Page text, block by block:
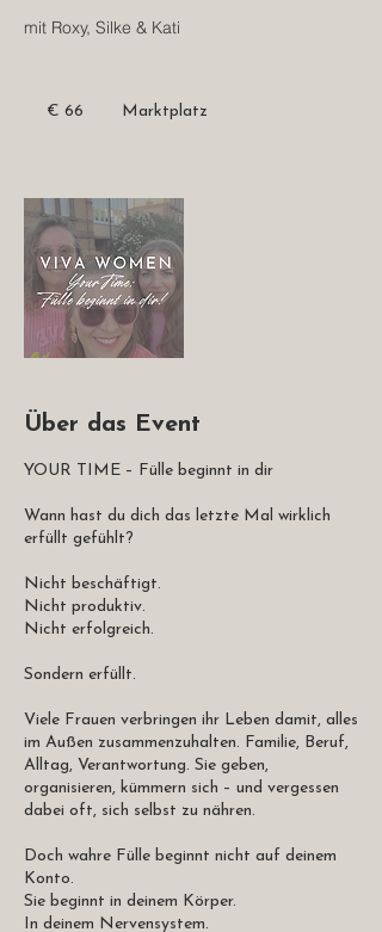
mit Roxy, Silke & Kati
€ 66 Marktplatz
Über das Event
YOUR TIME – Fülle beginnt in dir
Wann hast du dich das letzte Mal wirklich
erfüllt gefühlt?
Nicht beschäftigt.
Nicht produktiv.
Nicht erfolgreich.
Sondern erfüllt.
Viele Frauen verbringen ihr Leben damit, alles
im Außen zusammenzuhalten. Familie, Beruf,
Alltag, Verantwortung. Sie geben,
organisieren, kümmern sich – und vergessen
dabei oft, sich selbst zu nähren.
Doch wahre Fülle beginnt nicht auf deinem
Konto.
Sie beginnt in deinem Körper.
In deinem Nervensystem.